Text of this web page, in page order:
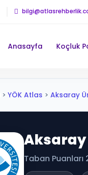
Anasayfa Koçluk
> YÖK Atlas > Aksaray
Taban Puanları